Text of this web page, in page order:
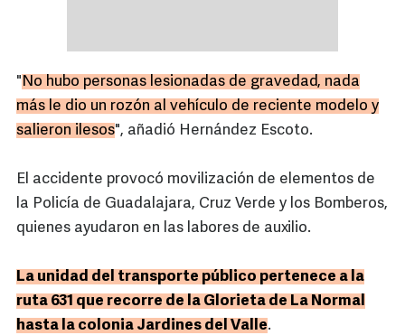
" No hubo personas lesionadas de gravedad, nada
más le dio un rozón al vehículo de reciente modelo y
salieron ilesos", añadió Hernández Escoto.
El accidente provocó movilización de elementos de
la Policía de Guadalajara, Cruz Verde y los Bomberos,
quienes ayudaron en las labores de auxilio.
La unidad del transporte público pertenece a la
ruta 631 que recorre de la Glorieta de La Normal
hasta la colonia Jardines del Valle.